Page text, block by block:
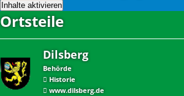
Inhalte aktivieren
Ortsteile
Dilsberg
Behörde
Historie
www.dilsberg.de